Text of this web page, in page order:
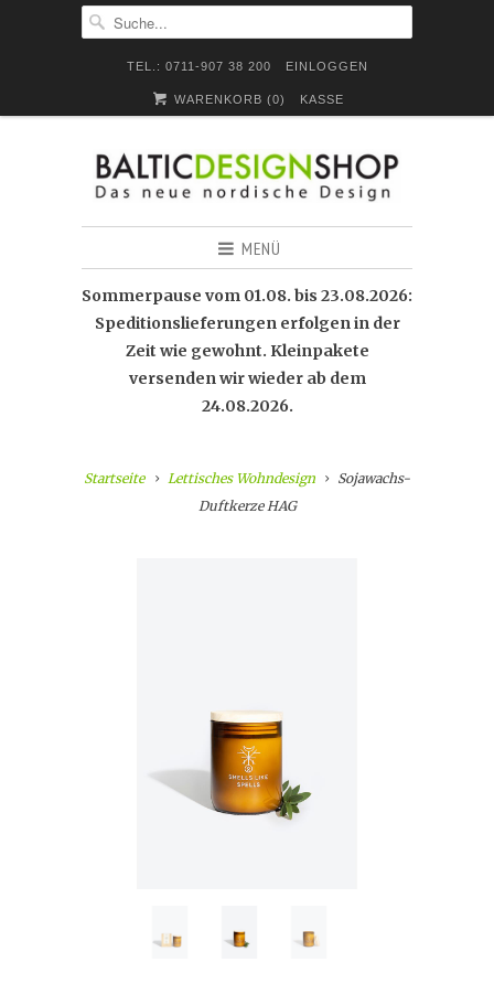
TEL.: 0711-907 38 200 EINLOGGEN
WARENKORB (0) KASSE
MENÜ
Sommerpause vom 01.08. bis 23.08.2026:
Speditionslieferungen erfolgen in der
Zeit wie gewohnt. Kleinpakete
versenden wir wieder ab dem
24.08.2026.
Startseite Lettisches Wohndesign
Sojawachs-
Duftkerze HAG